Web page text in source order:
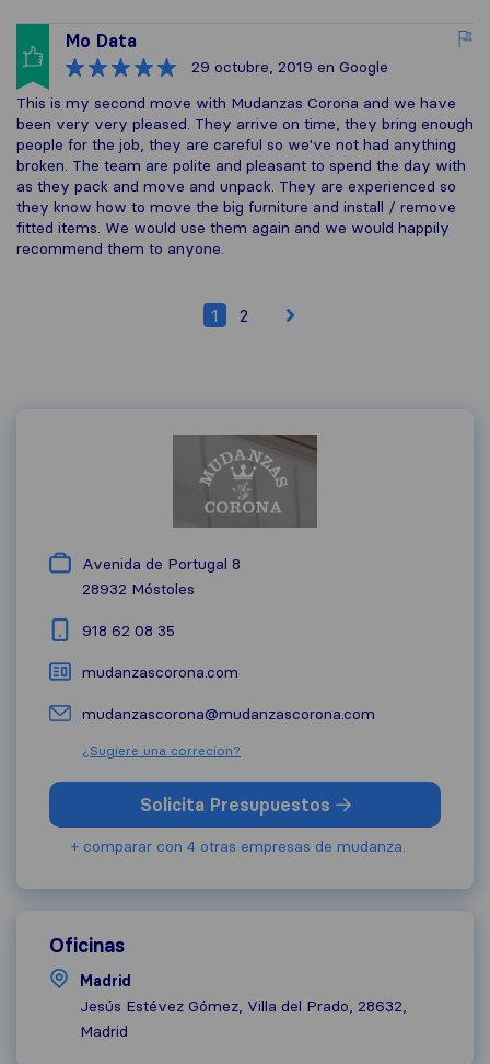
Mo Data
29 octubre, 2019 en Google
This is my second move with Mudanzas Corona and we have
been very very pleased. They arrive on time, they bring enough
people for the job, they are careful so we've not had anything
broken. The team are polite and pleasant to spend the day with
as they pack and move and unpack. They are experienced so
they know how to move the big furniture and install / remove
fitted items. We would use them again and we would happily
recommend them to anyone.
1 2
Avenida de Portugal 8
28932 Móstoles
918 62 08 35
mudanzascorona.com
mudanzascorona@mudanzascorona.com
¿Sugiere una correcion?
Solicita Presupuestos
+ comparar con 4 otras empresas de mudanza.
Oficinas
Madrid
Jesús Estévez Gómez, Villa del Prado, 28632,
Madrid